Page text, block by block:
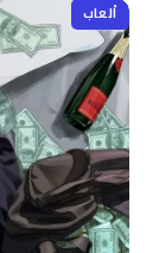
ألعاب